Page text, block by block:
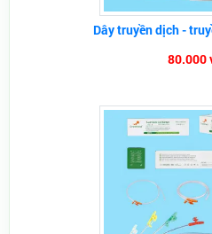
Dây truyền dịch -
80.000